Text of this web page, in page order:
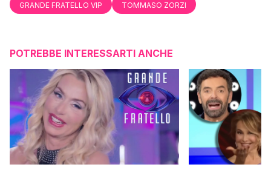
GRANDE FRATELLO VIP TOMMASO ZORZI
POTREBBE INTERESSARTI ANCHE